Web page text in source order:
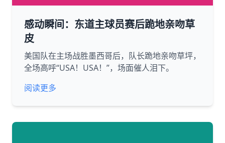
感动瞬间：东道主球员赛后跪地亲吻草
皮
美国队在主场战胜墨西哥后，队长跪地亲吻草坪，
全场高呼“USA！USA！”，场面催人泪下。
阅读更多